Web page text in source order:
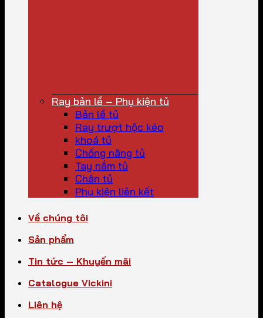
Ray bản lề – Phụ kiện tủ
Bản lề tủ
Ray trượt hộc kéo
khoá tủ
Chống nâng tủ
Tay nắm tủ
Chân tủ
Phụ kiện liên kết
Về chúng tôi
Sản phẩm
Tin tức – Khuyến mãi
Catalogue Vickini
Liên hệ